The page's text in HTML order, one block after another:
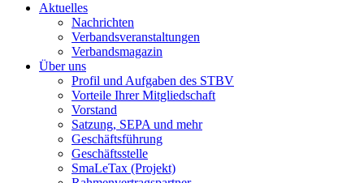
Aktuelles
Nachrichten
Verbandsveranstaltungen
Verbandsmagazin
Über uns
Profil und Aufgaben des STBV
Vorteile Ihrer Mitgliedschaft
Vorstand
Satzung, SEPA und mehr
Geschäftsführung
Geschäftsstelle
SmaLeTax (Projekt)